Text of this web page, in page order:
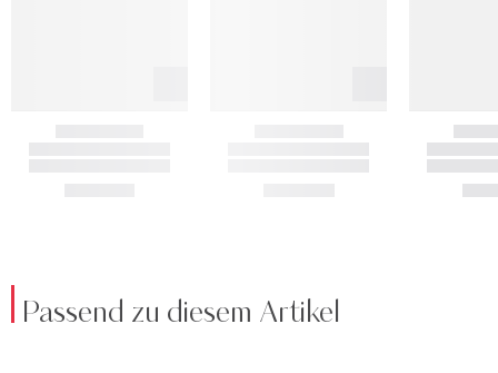
Passend zu diesem Artikel